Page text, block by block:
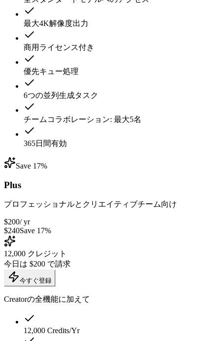
最大4K解像度出力
商用ライセンス付き
優先キュー処理
6つの並列生成タスク
チームコラボレーション: 最大5名
365日間有効
Save 17%
Plus
プロフェッショナルとクリエイティブチーム向け
$200/ yr
$240Save 17%
12,000 クレジット
今日は $200 で請求
今すぐ登録
Creatorの全機能に加えて
12,000 Credits/Yr